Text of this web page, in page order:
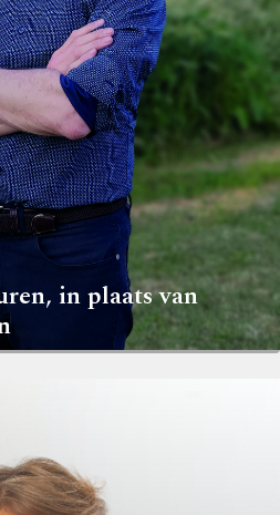
in plaats van